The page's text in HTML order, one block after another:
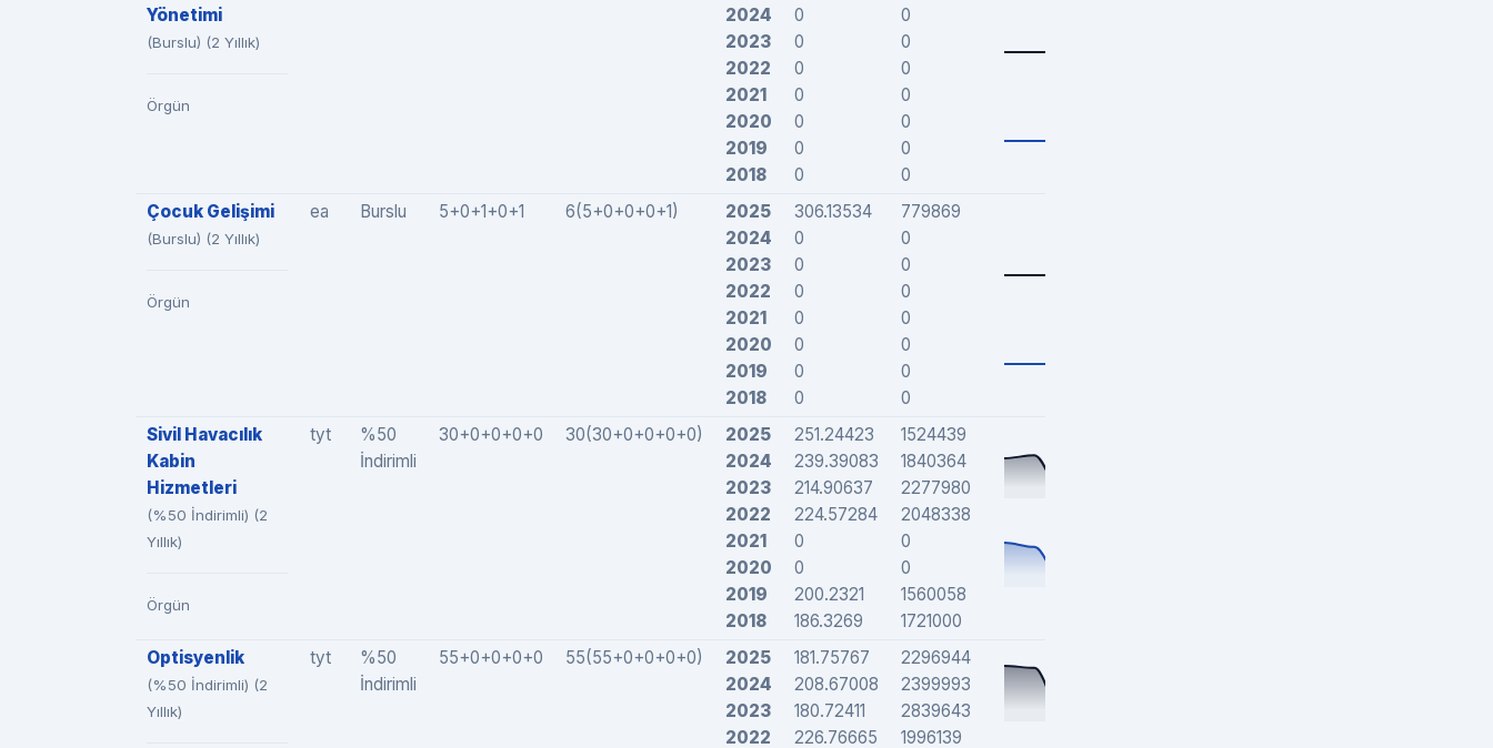
Yönetimi
(Burslu) (2 Yıllık)
Örgün
2024
2023
2022
2021
2020
2019
2018
0
0
0
0
0
0
0
0
0
0
0
0
0
0
Çocuk Gelişimi
(Burslu) (2 Yıllık)
Örgün
ea Burslu 5+0+1+0+1 6(5+0+0+0+1)
2025
2024
2023
2022
2021
2020
2019
2018
306.13534
0
0
0
0
0
0
0
779869
0
0
0
0
0
0
0
Sivil Havacılık
Kabin
Hizmetleri
(%50 İndirimli) (2
Yıllık)
Örgün
tyt
%50
İndirimli
30+0+0+0+0 30(30+0+0+0+0)
2025
2024
2023
2022
2021
2020
2019
2018
251.24423
239.39083
214.90637
224.57284
0
0
200.2321
186.3269
1524439
1840364
2277980
2048338
0
0
1560058
1721000
Optisyenlik
(%50 İndirimli) (2
Yıllık)
tyt
%50
İndirimli
55+0+0+0+0 55(55+0+0+0+0)
2025
2024
2023
2022
181.75767
208.67008
180.72411
226.76665
2296944
2399993
2839643
1996139